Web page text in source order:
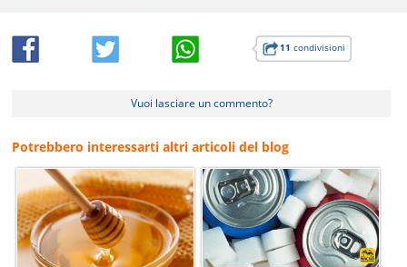
11 condivisioni
Vuoi lasciare un commento?
Potrebbero interessarti altri articoli del blog